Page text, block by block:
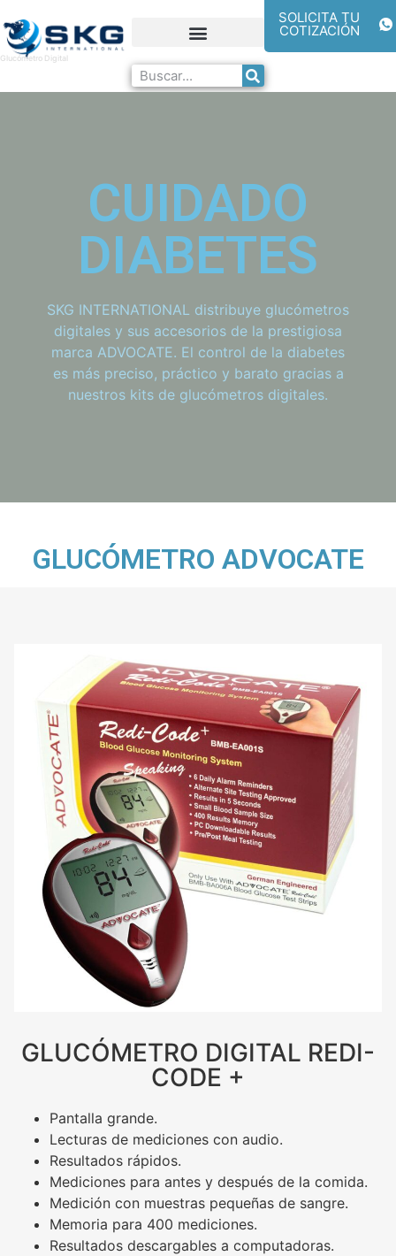
Glucómetro Digital
SOLICITA TU
COTIZACIÓN
CUIDADO
DIABETES
SKG INTERNATIONAL distribuye glucómetros
digitales y sus accesorios de la prestigiosa
marca ADVOCATE. El control de la diabetes
es más preciso, práctico y barato gracias a
nuestros kits de glucómetros digitales.
GLUCÓMETRO ADVOCATE
GLUCÓMETRO DIGITAL REDI-
CODE +
Pantalla grande.
Lecturas de mediciones con audio.
Resultados rápidos.
Mediciones para antes y después de la comida.
Medición con muestras pequeñas de sangre.
Memoria para 400 mediciones.
Resultados descargables a computadoras.